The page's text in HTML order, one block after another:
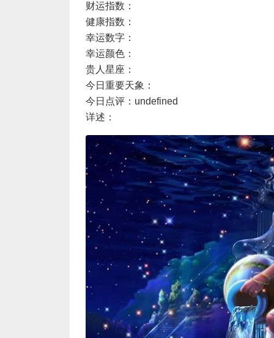
财运指数：
健康指数：
幸运数字：
幸运颜色：
贵人星座：
今日重要天象：
今日点评：undefined
详述：